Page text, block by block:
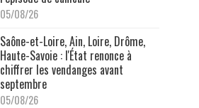
05/08/26
Saône-et-Loire, Ain, Loire, Drôme,
Haute-Savoie : l'État renonce à
chiffrer les vendanges avant
septembre
05/08/26